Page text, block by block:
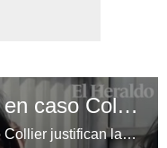
Madres de implicados en caso Collier justifican el crimen
Madres de implicados en el caso Collier justifican lanzamiento de cadáver y culpan a los medios de comunicación de hacer mediático un crimen donde no existe un móvil ya que ellos eran amigos.